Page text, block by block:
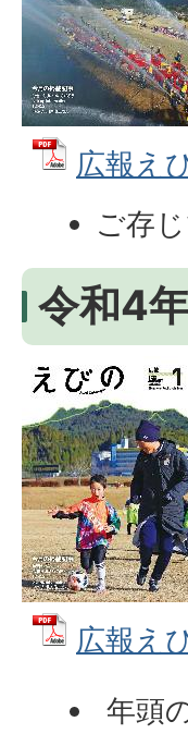
広報え
ご存
令和4
広報え
年頭